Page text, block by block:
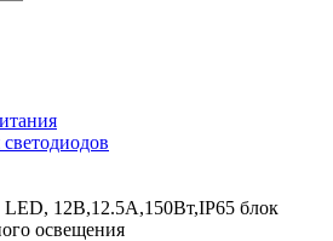
12В,12.5А,150Вт,IP65 блок
освещения